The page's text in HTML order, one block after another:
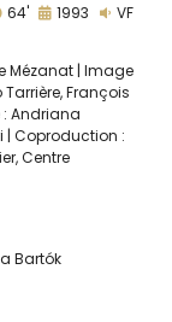
Bartók
64' 1993
VF
Mézanat | Image
François
: Andriana
| Coproduction :
Centre